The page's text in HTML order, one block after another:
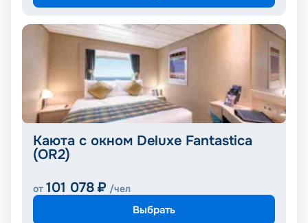
Каюта с окном Deluxe Fantastica
(OR2)
от 101 078 ₽ /чел
Выбрать